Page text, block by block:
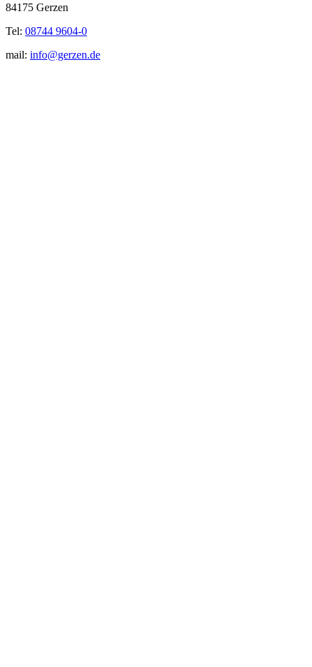
84175 Gerzen
Tel: 08744 9604-0
mail: info@gerzen.de